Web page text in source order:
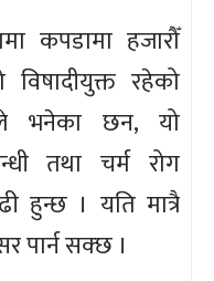
कपडामा हजारौँ
रहेको
भनेका छन, यो
तथा चर्म रोग
हुन्छ । यति मात्रै
पार्न सक्छ ।